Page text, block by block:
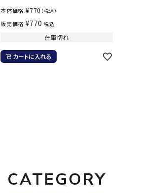
ヨガアクセサリー
ダンス・フィットネスウェア
ダンス・フィットネスシューズ
インナーウェア
その他アクセサリー
キッズウェア
コンプレッションウェア
本体価格 ¥770 （税込）
販売価格 ¥770 税込
在庫切れ
カートに入れる
CATEGORY